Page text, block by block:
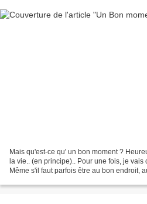
Mais qu'est-ce qu' un bon moment ?
la vie.. (en principe).. Pour une fois, je
Même s'il faut parfois être au bon endroit,